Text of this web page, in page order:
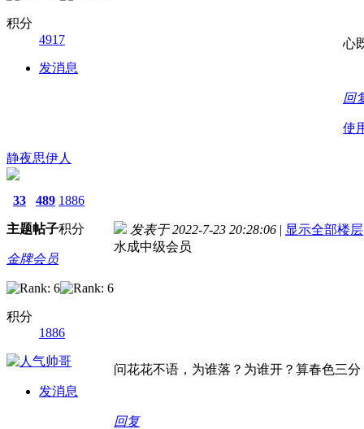
积分
4917
发消息
心
回
使
静夜思伊人
33
主题
489
帖子
1886
积分
金牌会员
积分
1886
发消息
发表于 2022-7-23 20:28:06 | 显示全部楼层
水成中级会员
问花花不语，为谁落？为谁开？算春色三
回复